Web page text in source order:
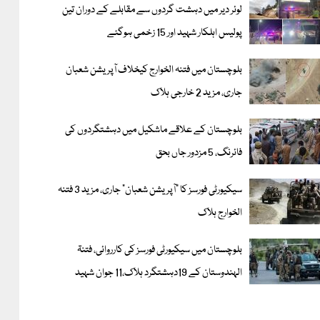
لوئر دیر میں دہشت گردوں سے مقابلے کے دوران تین
پولیس اہلکار شہید اور 15 زخمی ہوگئے
بلوچستان میں فتنہ الخوارج کیخلاف آپریشن شعبان
جاری، مزید 2 خارجی ہلاک
بلوچستان کے علاقے ماشکیل میں دہشتگردوں کی
فائرنگ، 5 مزدور جاں بحق
سیکیورٹی فورسز کا "آپریشن شعبان" جاری، مزید 3 فتنہ
الخوارج ہلاک
بلوچستان میں سیکیورٹی فورسز کی کارروائی، فتنۃ
الہندوستان کے 19دہشتگرد ہلاک،11 جوان شہید